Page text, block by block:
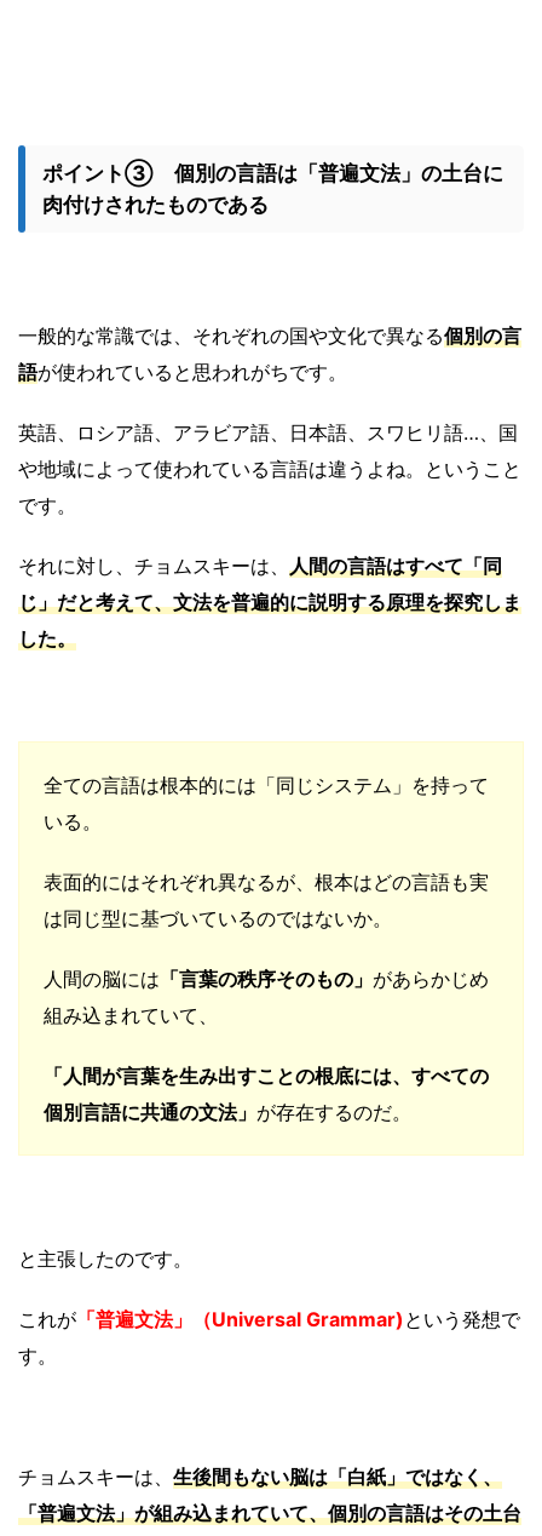
ポイント③ 個別の言語は「普遍文法」の土台に
肉付けされたものである
一般的な常識では、それぞれの国や文化で異なる個別の言
語が使われていると思われがちです。
英語、ロシア語、アラビア語、日本語、スワヒリ語…、国
や地域によって使われている言語は違うよね。ということ
です。
それに対し、チョムスキーは、 人間の言語はすべて「同
じ」だと考えて、文法を普遍的に説明する原理を探究しま
した。
全ての言語は根本的には「同じシステム」を持って
いる。
表面的にはそれぞれ異なるが、根本はどの言語も実
は同じ型に基づいているのではないか。
人間の脳には 「言葉の秩序そのもの」 があらかじめ
組み込まれていて、
「人間が言葉を生み出すことの根底には、すべての
個別言語に共通の文法」 が存在するのだ。
と主張したのです。
これが 「普遍文法」（Universal Grammar) という発想で
す。
チョムスキーは、 生後間もない脳は「白紙」ではなく、
「普遍文法」が組み込まれていて、個別の言語はその土台